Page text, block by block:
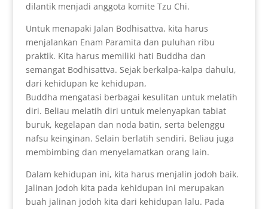
dilantik menjadi anggota komite Tzu Chi.
Untuk menapaki Jalan Bodhisattva, kita harus
menjalankan Enam Paramita dan puluhan ribu
praktik. Kita harus memiliki hati Buddha dan
semangat Bodhisattva. Sejak berkalpa-kalpa dahulu,
dari kehidupan ke kehidupan,
Buddha mengatasi berbagai kesulitan untuk melatih
diri. Beliau melatih diri untuk melenyapkan tabiat
buruk, kegelapan dan noda batin, serta belenggu
nafsu keinginan. Selain berlatih sendiri, Beliau juga
membimbing dan menyelamatkan orang lain.
Dalam kehidupan ini, kita harus menjalin jodoh baik.
Jalinan jodoh kita pada kehidupan ini merupakan
buah jalinan jodoh kita dari kehidupan lalu. Pada